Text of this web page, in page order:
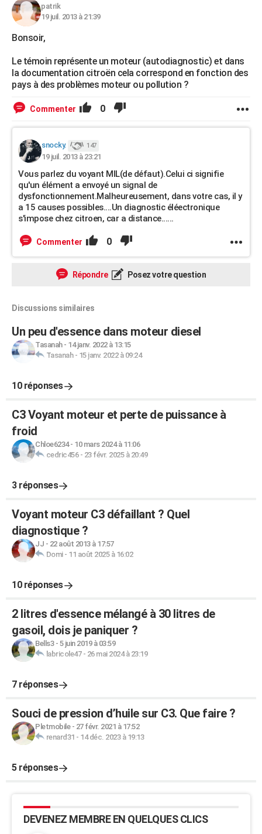
patrik
19 juil. 2013 à 21:39
Bonsoir,
Le témoin représente un moteur (autodiagnostic) et dans
la documentation citroën cela correspond en fonction des
pays à des problèmes moteur ou pollution ?
Commenter 0
snocky. 147
19 juil. 2013 à 23:21
Vous parlez du voyant MIL(de défaut).Celui ci signifie
qu'un élément a envoyé un signal de
dysfonctionnement.Malheureusement, dans votre cas, il y
a 15 causes possibles....Un diagnostic éléectronique
s'impose chez citroen, car a distance......
Commenter 0
Répondre Posez votre question
Discussions similaires
Un peu d'essence dans moteur diesel
Tasanah- 14 janv. 2022 à 13:15
Tasanah- 15 janv. 2022 à 09:24
10 réponses
C3 Voyant moteur et perte de puissance à
froid
Chloe6234- 10 mars 2024 à 11:06
cedric456- 23 févr. 2025 à 20:49
3 réponses
Voyant moteur C3 défaillant ? Quel
diagnostique ?
JJ - 22 août 2013 à 17:57
Domi- 11 août 2025 à 16:02
10 réponses
2 litres d'essence mélangé à 30 litres de
gasoil, dois je paniquer ?
Bells3- 5 juin 2019 à 03:59
labricole47- 26 mai 2024 à 23:19
7 réponses
Souci de pression d’huile sur C3. Que faire ?
Pletmobile- 27 févr. 2021 à 17:52
renard31 - 14 déc. 2023 à 19:13
5 réponses
DEVENEZ MEMBRE EN QUELQUES CLICS